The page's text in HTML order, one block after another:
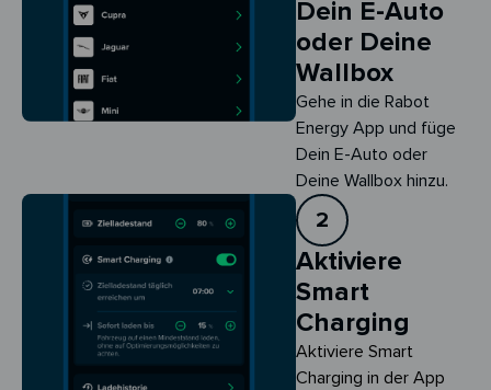
Dein E-Auto
oder Deine
Wallbox
Gehe in die Rabot
Energy App und füge
Dein E-Auto oder
Deine Wallbox hinzu.
2
Aktiviere
Smart
Charging
Aktiviere Smart
Charging in der App